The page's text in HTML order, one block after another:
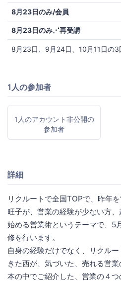
8月23日のみ/会員
8月23日のみ⋰再受講
8月23日、9月24日、10月11日の
1人の参加者
1人のアカウント非公開の
参加者
詳細
リクルートで全国TOPで、昨年
旺子が、営業の経験が少ない方
始める営業術というテーマで、5
修を行います。
自身の経験だけでなく、リクル
きた西が、気づいた、売れる営
本の中でご紹介した、営業の４